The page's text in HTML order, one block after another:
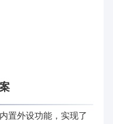
置外设功能，实现了